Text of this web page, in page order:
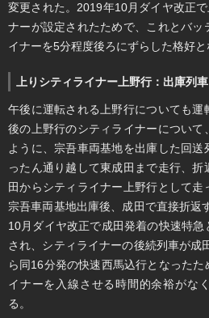
変更された。2019年10月ダイヤ改正
ナーが設定されたためで、これとバッ
イナーを5分程度後ろにずらした格好と
上りシティライナー上野行：出庫列
午後に運転される上野行についても
後の上野行のシティライナーについて
ように、宗吾車両基地を出庫した回
ったん通り越して東成田まで走行、
田からシティライナー上野行として
宗吾車両基地出庫後、成田で直接折返
10月ダイヤ改正で成田発着の快速特
され、シティライナーの後続列車が成
ら同16分発の快速西馬込行となった
イナーを入線させる時間的余裕がな
る。